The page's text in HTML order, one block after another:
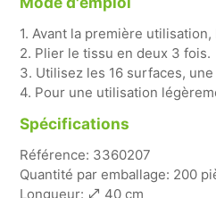
1. Avant la première
2. Plier le tissu en deux 3 fois.
3. Utilisez les 16 surfaces,
4. Pour une utilisation
Spécifications
Référence: 3360207
Quantité par emballage: 200
Longueur:
40 cm